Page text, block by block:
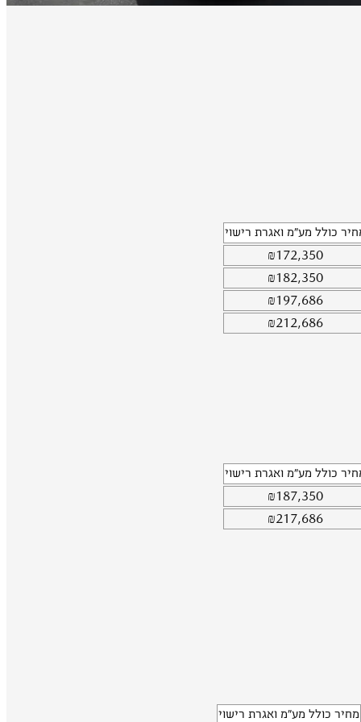
כולל מע"מ ואגרת רישוי
₪172,350
₪182,350
₪197,686
₪212,686
כולל מע"מ ואגרת רישוי
₪187,350
₪217,686
מחיר כולל מע"מ ואגרת רישוי